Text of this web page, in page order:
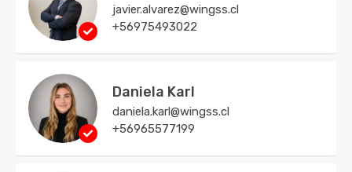
javier.alvarez@wingss.cl
+56975493022
Daniela Karl
daniela.karl@wingss.cl
+56965577199